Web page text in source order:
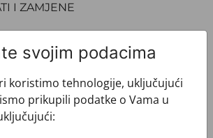
I ZAMJENE
Pogledajte i ovo
svojim podacima
koristimo tehnologije, uključujući
prikupili podatke o Vama u